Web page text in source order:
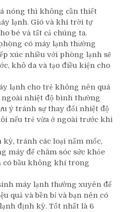
nóng thì không cần thiết
lạnh. Gió và khí trời tự
bé và tất cả chúng ta.
có máy lạnh thường
xúc nhiều với phòng lạnh sẽ
khô da và tạo điều kiện cho
lạnh cho trẻ không nên quá
nhiệt độ bình thường
ý tránh sự thay đổi nhiệt độ
nếu trẻ vừa ở ngoài trước khi
kỳ, tránh các loại nấm mốc,
máy để chăm sóc sức khỏe
có bầu không khí trong
máy lạnh thường xuyên để
quả và bền bỉ và bạn nên có
định kỳ. Tốt nhất là 6